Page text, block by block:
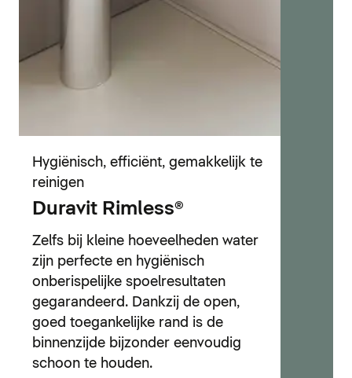
Hygiënisch, efficiënt, gemakkelijk te
reinigen
Duravit Rimless®
Zelfs bij kleine hoeveelheden water
zijn perfecte en hygiënisch
onberispelijke spoelresultaten
gegarandeerd. Dankzij de open,
goed toegankelijke rand is de
binnenzijde bijzonder eenvoudig
schoon te houden.